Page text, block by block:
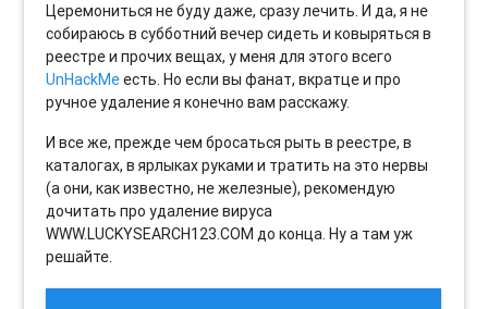
Церемониться не буду даже, сразу лечить. И да, я не
собираюсь в субботний вечер сидеть и ковыряться в
реестре и прочих вещах, у меня для этого всего
UnHackMeесть. Но если вы фанат, вкратце и про
ручное удаление я конечно вам расскажу.
И все же, прежде чем бросаться рыть в реестре, в
каталогах, в ярлыках руками и тратить на это нервы
(а они, как известно, не железные), рекомендую
дочитать про удаление вируса
WWW.LUCKYSEARCH123.COM до конца. Ну а там уж
решайте.